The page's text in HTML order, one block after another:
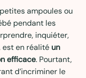
ampoules ou
pendant les
inquiéter,
est en réalité un
efficace. Pourtant,
d’incriminer le